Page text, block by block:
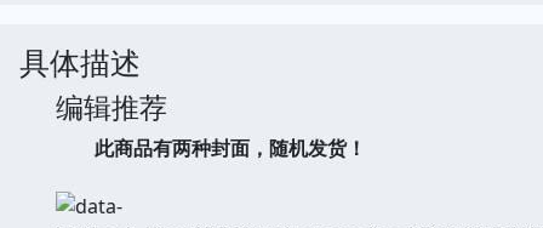
具体描述
编辑推荐
此商品有两种封面，随机发货！